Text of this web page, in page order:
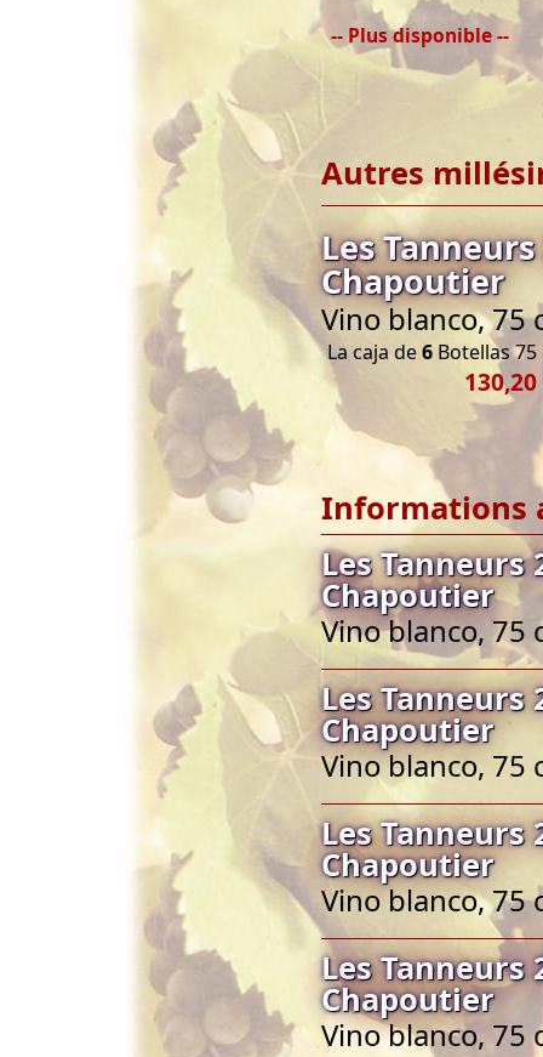
-- Plus disponible --
Autres
Les
Chapoutier
Vino blanco, 75
La caja de6 Botellas 75
130,20
Informations
Les Tanneurs
Chapoutier
Vino blanco, 75
Les Tanneurs
Chapoutier
Vino blanco, 75
Les Tanneurs
Chapoutier
Vino blanco, 75
Les Tanneurs
Chapoutier
Vino blanco, 75